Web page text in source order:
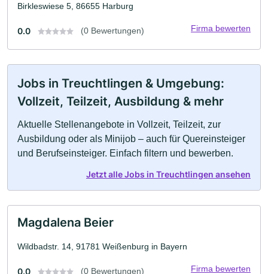
Birkleswiese 5, 86655 Harburg
0.0 (0 Bewertungen) Firma bewerten
Jobs in Treuchtlingen & Umgebung:
Vollzeit, Teilzeit, Ausbildung & mehr
Aktuelle Stellenangebote in Vollzeit, Teilzeit, zur
Ausbildung oder als Minijob – auch für Quereinsteiger
und Berufseinsteiger. Einfach filtern und bewerben.
Jetzt alle Jobs in Treuchtlingen ansehen
Magdalena Beier
Wildbadstr. 14, 91781 Weißenburg in Bayern
0.0 (0 Bewertungen) Firma bewerten